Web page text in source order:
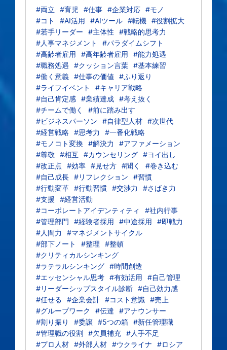
#両立 #育児 #仕事 #企業対応 #モノ
#コト
#AI活用 #AIツール #転機 #役割拡大
#若手リーダー
#主体性
#戦略的思考力
#人事マネジメント
#パラダイムシフト
#高齢者雇用
#高年齢者雇用
#能力処遇
#職務処遇
#クッション言葉 #基本練習
#働く意義 #仕事の価値
#ふり返り
#ライフイベント
#キャリア戦略
#自己肯定感 #業績達成 #考え抜く
#チームで働く
#前に踏み出す
#ビジネスパーソン
#自律型人材 #次世代
#経営戦略 #思考力
#一番化戦略
#モノコト変換 #解決力
#アファメーション
#尊敬
#相互 #カウンセリング #ヨイ出し
#改正点
#効率 #見せ方 #聞く
#巻き込む
#自己成長 #リフレクション
#習慣
#行動変革 #行動習慣 #交渉力
#さばき力
#支援
#経営活動
#コーポレートアイデンティティ
#社内行事
#管理部門
#経験者採用 #中途採用
#即戦力
#人間力
#マネジメントサイクル
#部下ノート
#整理
#整頓
#クリティカルシンキング
#ラテラルシンキング #時間創造
#エッセンシャル思考 #有効活用
#自己管理
#リーダーシップスタイル診断 #自己効力感
#任せる
#企業会計 #コスト意識 #売上
#グループワーク
#伝達
#アナウンサー
#割り振り
#委譲 #5つの箱 #新任管理職
#管理職の役割 #欠員補充 #人手不足
#プロ人材 #外部人材 #ウクライナ
#ロシア